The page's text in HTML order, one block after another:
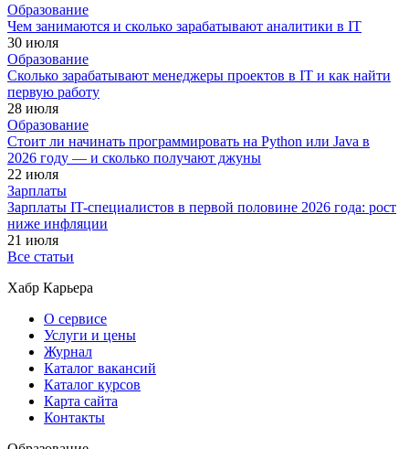
Образование
Чем занимаются и сколько зарабатывают аналитики в IT
30 июля
Образование
Сколько зарабатывают менеджеры проектов в IT и как найти
первую работу
28 июля
Образование
Стоит ли начинать программировать на Python или Java в
2026 году — и сколько получают джуны
22 июля
Зарплаты
Зарплаты IT-специалистов в первой половине 2026 года: рост
ниже инфляции
21 июля
Все статьи
Хабр Карьера
О сервисе
Услуги и цены
Журнал
Каталог вакансий
Каталог курсов
Карта сайта
Контакты